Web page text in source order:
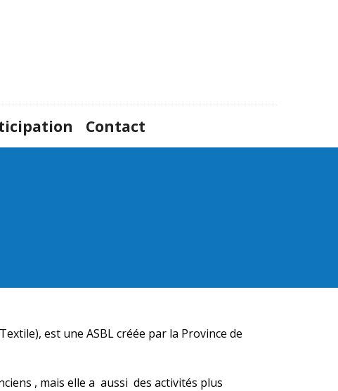
Contact
est une ASBL créée par la Province de
, mais elle a aussi des activités plus